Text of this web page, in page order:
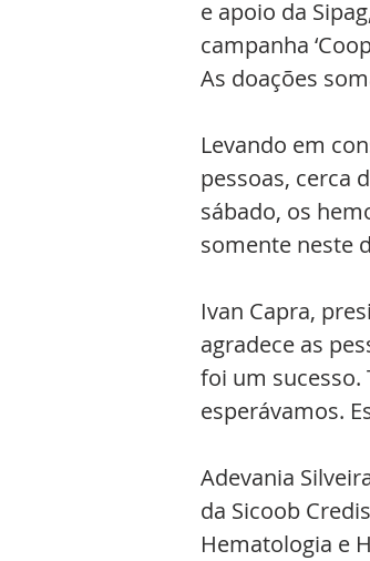
e apoio da
campanha
As doações
Levando em
pessoas, cerca
sábado, os
somente neste
Ivan Capra,
agradece as
foi um sucesso.
esperávamos.
Adevania
da Sicoob
Hematologia e